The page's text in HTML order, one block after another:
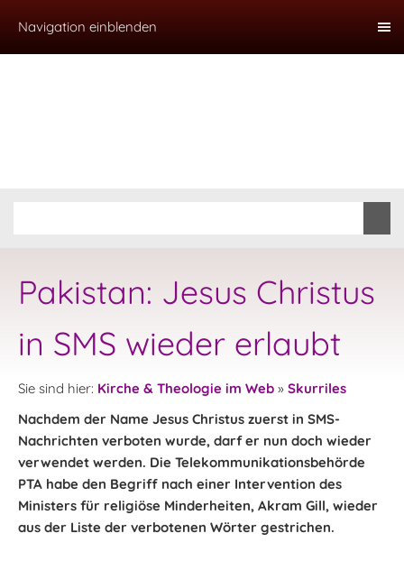
Navigation einblenden
Pakistan: Jesus Christus
in SMS wieder erlaubt
Sie sind hier: Kirche & Theologie im Web » Skurriles
Nachdem der Name Jesus Christus zuerst in SMS-
Nachrichten verboten wurde, darf er nun doch wieder
verwendet werden. Die Telekommunikationsbehörde
PTA habe den Begriff nach einer Intervention des
Ministers für religiöse Minderheiten, Akram Gill, wieder
aus der Liste der verbotenen Wörter gestrichen.